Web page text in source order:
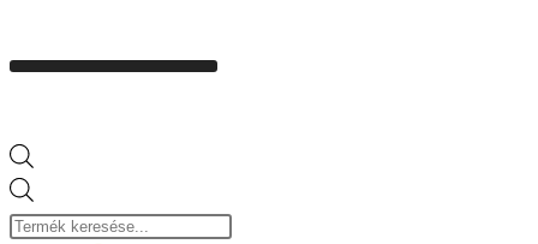
search